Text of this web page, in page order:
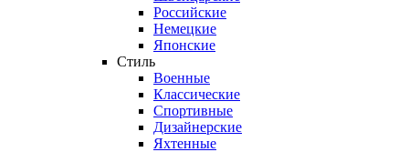
Российские
Немецкие
Японские
Стиль
Военные
Классические
Спортивные
Дизайнерские
Яхтенные